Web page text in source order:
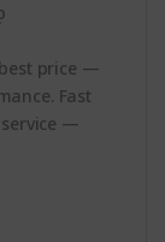
price —
Fast
—